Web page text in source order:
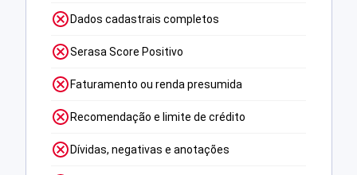
Dados cadastrais completos
Serasa Score Positivo
Faturamento ou renda presumida
Recomendação e limite de crédito
Dívidas, negativas e anotações